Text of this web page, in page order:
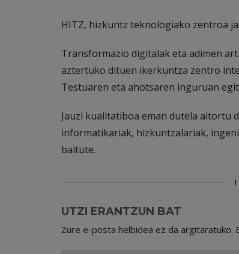
HITZ, hizkuntz teknologiako zentroa
Transformazio digitalak eta adimen
aztertuko dituen ikerkuntza zentro
Testuaren eta ahotsaren inguruan
Jauzi kualitatiboa eman dutela aitortu
informatikariak, hizkuntzalariak,
baitute.
UTZI ERANTZUN BAT
Zure e-posta helbidea ez da argitaratuko.